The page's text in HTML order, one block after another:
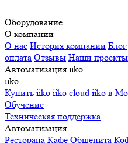
Оборудование
О компании
О нас История компании Блог
оплата Отзывы Наши проекты
Автоматизация iiko
iiko
Купить iiko iiko cloud iiko в
Обучение
Техническая поддержка
Автоматизация
Ресторана Кафе Общепита